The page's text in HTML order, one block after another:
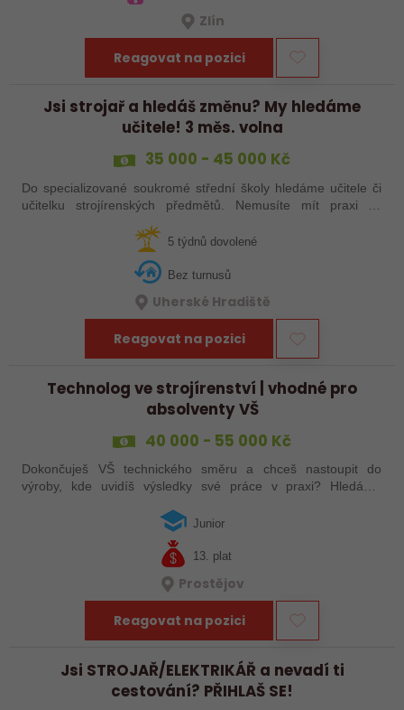
Zlín
Reagovat na pozici
Jsi strojař a hledáš změnu? My hledáme
učitele! 3 měs. volna
35 000 - 45 000 Kč
Do specializované soukromé střední školy hledáme učitele či
učitelku strojírenských předmětů. Nemusíte mít praxi ze
ně. Máte za sebou…
5 týdnů dovolené
Bez turnusů
Uherské Hradiště
Reagovat na pozici
Technolog ve strojírenství | vhodné pro
absolventy VŠ
40 000 - 55 000 Kč
Dokončuješ VŠ technického směru a chceš nastoupit do
výroby, kde uvidíš výsledky své práce v praxi? Hledáme
Pozice se zaměřuje především na…
Junior
13. plat
Prostějov
Reagovat na pozici
Jsi STROJAŘ/ELEKTRIKÁŘ a nevadí ti
cestování? PŘIHLAŠ SE!